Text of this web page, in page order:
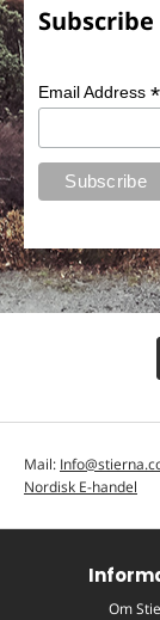
Subscribe
Email Address*
Mail:
Nordisk E-handel
Om